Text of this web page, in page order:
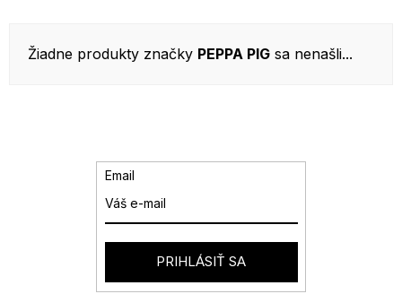
Žiadne produkty značky PEPPA PIG sa nenašli...
Email
PRIHLÁSIŤ SA